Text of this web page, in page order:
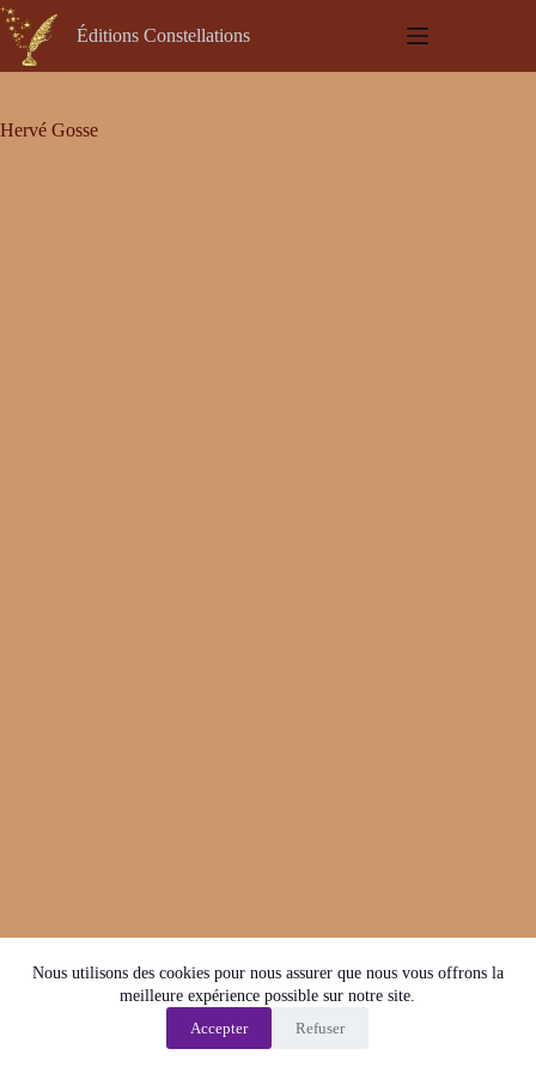
Passer
au
contenu
Nous utilisons des cookies pour nous assurer que nous vous offrons la
meilleure expérience possible sur notre site.
Accepter
Refuser
Éditions Constellations
Hervé Gosse